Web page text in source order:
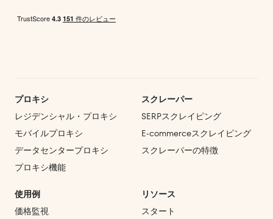
プロキシ
レジデンシャル・プロキシ
モバイルプロキシ
データセンタープロキシ
プロキシ機能
スクレーパー
SERPスクレイピング
E‑commerceスクレイピング
スクレーパーの特徴
使用例
価格監視
リソース
スタート